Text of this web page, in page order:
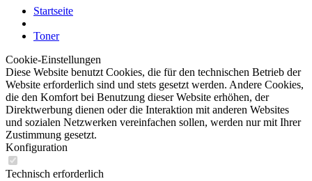
Startseite
Toner
Cookie-Einstellungen
Diese Website benutzt Cookies, die für den technischen Betrieb der
Website erforderlich sind und stets gesetzt werden. Andere Cookies,
die den Komfort bei Benutzung dieser Website erhöhen, der
Direktwerbung dienen oder die Interaktion mit anderen Websites
und sozialen Netzwerken vereinfachen sollen, werden nur mit Ihrer
Zustimmung gesetzt.
Konfiguration
Technisch erforderlich